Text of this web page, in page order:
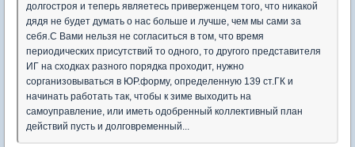
долгостроя и теперь являетесь приверженцем того, что никакой
дядя не будет думать о нас больше и лучше, чем мы сами за
себя.С Вами нельзя не согласиться в том, что время
периодических присутствий то одного, то другого представителя
ИГ на сходках разного порядка проходит, нужно
сорганизовываться в ЮР.форму, определенную 139 ст.ГК и
начинать работать так, чтобы к зиме выходить на
самоуправление, или иметь одобренный коллективный план
действий пусть и долговременный...